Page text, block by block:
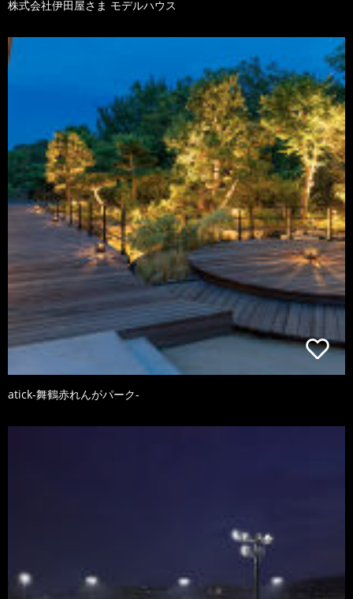
株式会社伊田屋さま モデルハウス
atick-舞鶴赤れんがパーク-